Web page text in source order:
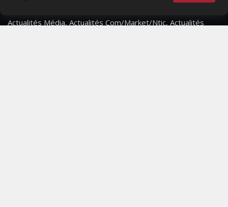
Actualités Média, Actualités Com/Market/Ntic, Actualités